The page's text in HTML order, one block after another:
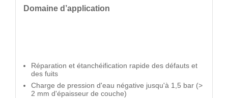
Domaine d’application
Réparation et étanchéification rapide des défauts et
des fuits
Charge de pression d'eau négative jusqu'à 1,5 bar (>
2 mm d'épaisseur de couche)